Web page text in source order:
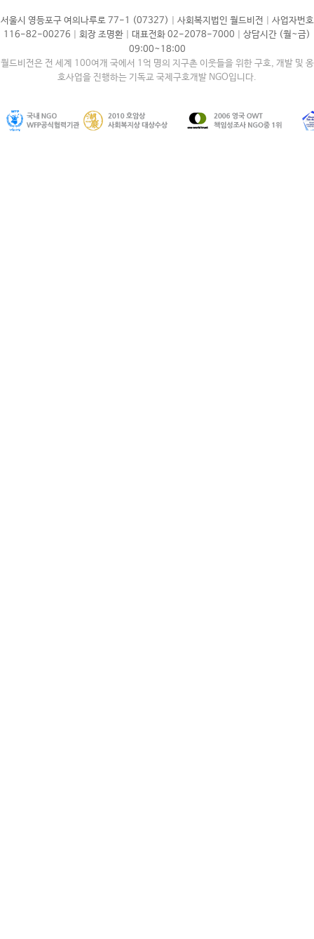
서울시 영등포구 여의나루로 77-1 (07327) 사회복지법인 월드비전
사업자번호
116-82-00276
회장 조명환 대표전화 02-2078-7000
상담시간 (월~금)
09:00~18:00
월드비전은 전 세계 100여개 국에서 1억 명의 지구촌 이웃들을 위한 구호, 개발 및 옹
호사업을 진행하는 기독교 국제구호개발 NGO입니다.